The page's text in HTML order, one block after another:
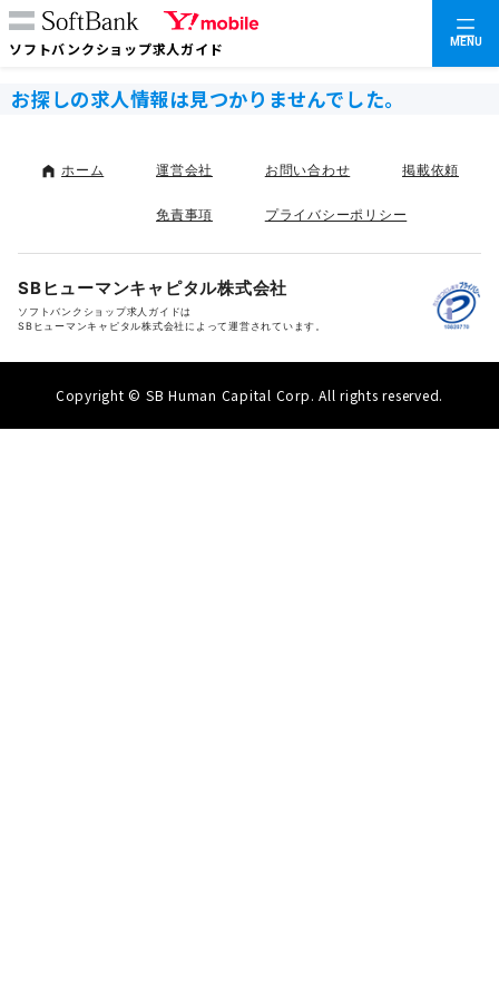
ソフトバンクショップ求人ガイド MENU
お探しの求人情報は見つかりませんでした。
ホーム 運営会社 お問い合わせ 掲載依頼
免責事項 プライバシーポリシー
SBヒューマンキャピタル株式会社
ソフトバンクショップ求人ガイドは
SBヒューマンキャピタル株式会社によって運営されています。
Copyright © SB Human Capital Corp. All rights reserved.